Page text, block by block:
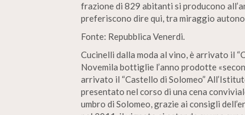
frazione di 829 abitanti si producono
preferiscono dire qui, tra miraggio
Fonte: Repubblica Venerdi.
Cucinelli dalla moda al vino, è arrivato il
Novemila bottiglie l’anno prodotte
arrivato il “Castello di Solomeo”
presentato nel corso di una cena
umbro di Solomeo, grazie ai consigli